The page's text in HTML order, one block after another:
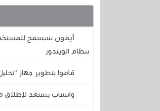
آيفون سيسمح
بنظام الويندوز
قاموا بتطوير جهاز
واتساب يستعد لإطلاق